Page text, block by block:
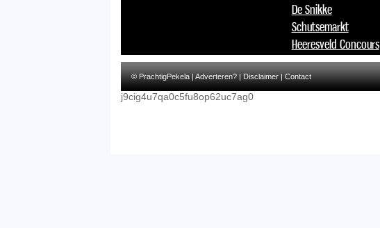
De Snikke
Schutsemarkt
Heeresveld Concours
© PrachtigPekela |Adverteren?|Disclaimer|Contact
j9cig4u7qa0c5fu8op62uc7ag0